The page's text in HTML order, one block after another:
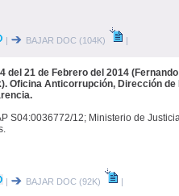
| BAJAR DOC (104K) |
del 21 de Febrero del 2014
Oficina Anticorrupción, Dirección
S04:0036772/12; Ministerio de
| BAJAR DOC (92K) |